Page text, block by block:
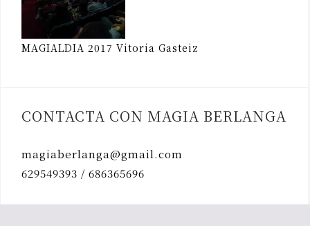
MAGIALDIA 2017 Vitoria Gasteiz
CONTACTA CON MAGIA BERLANGA
magiaberlanga@gmail.com
629549393 / 686365696